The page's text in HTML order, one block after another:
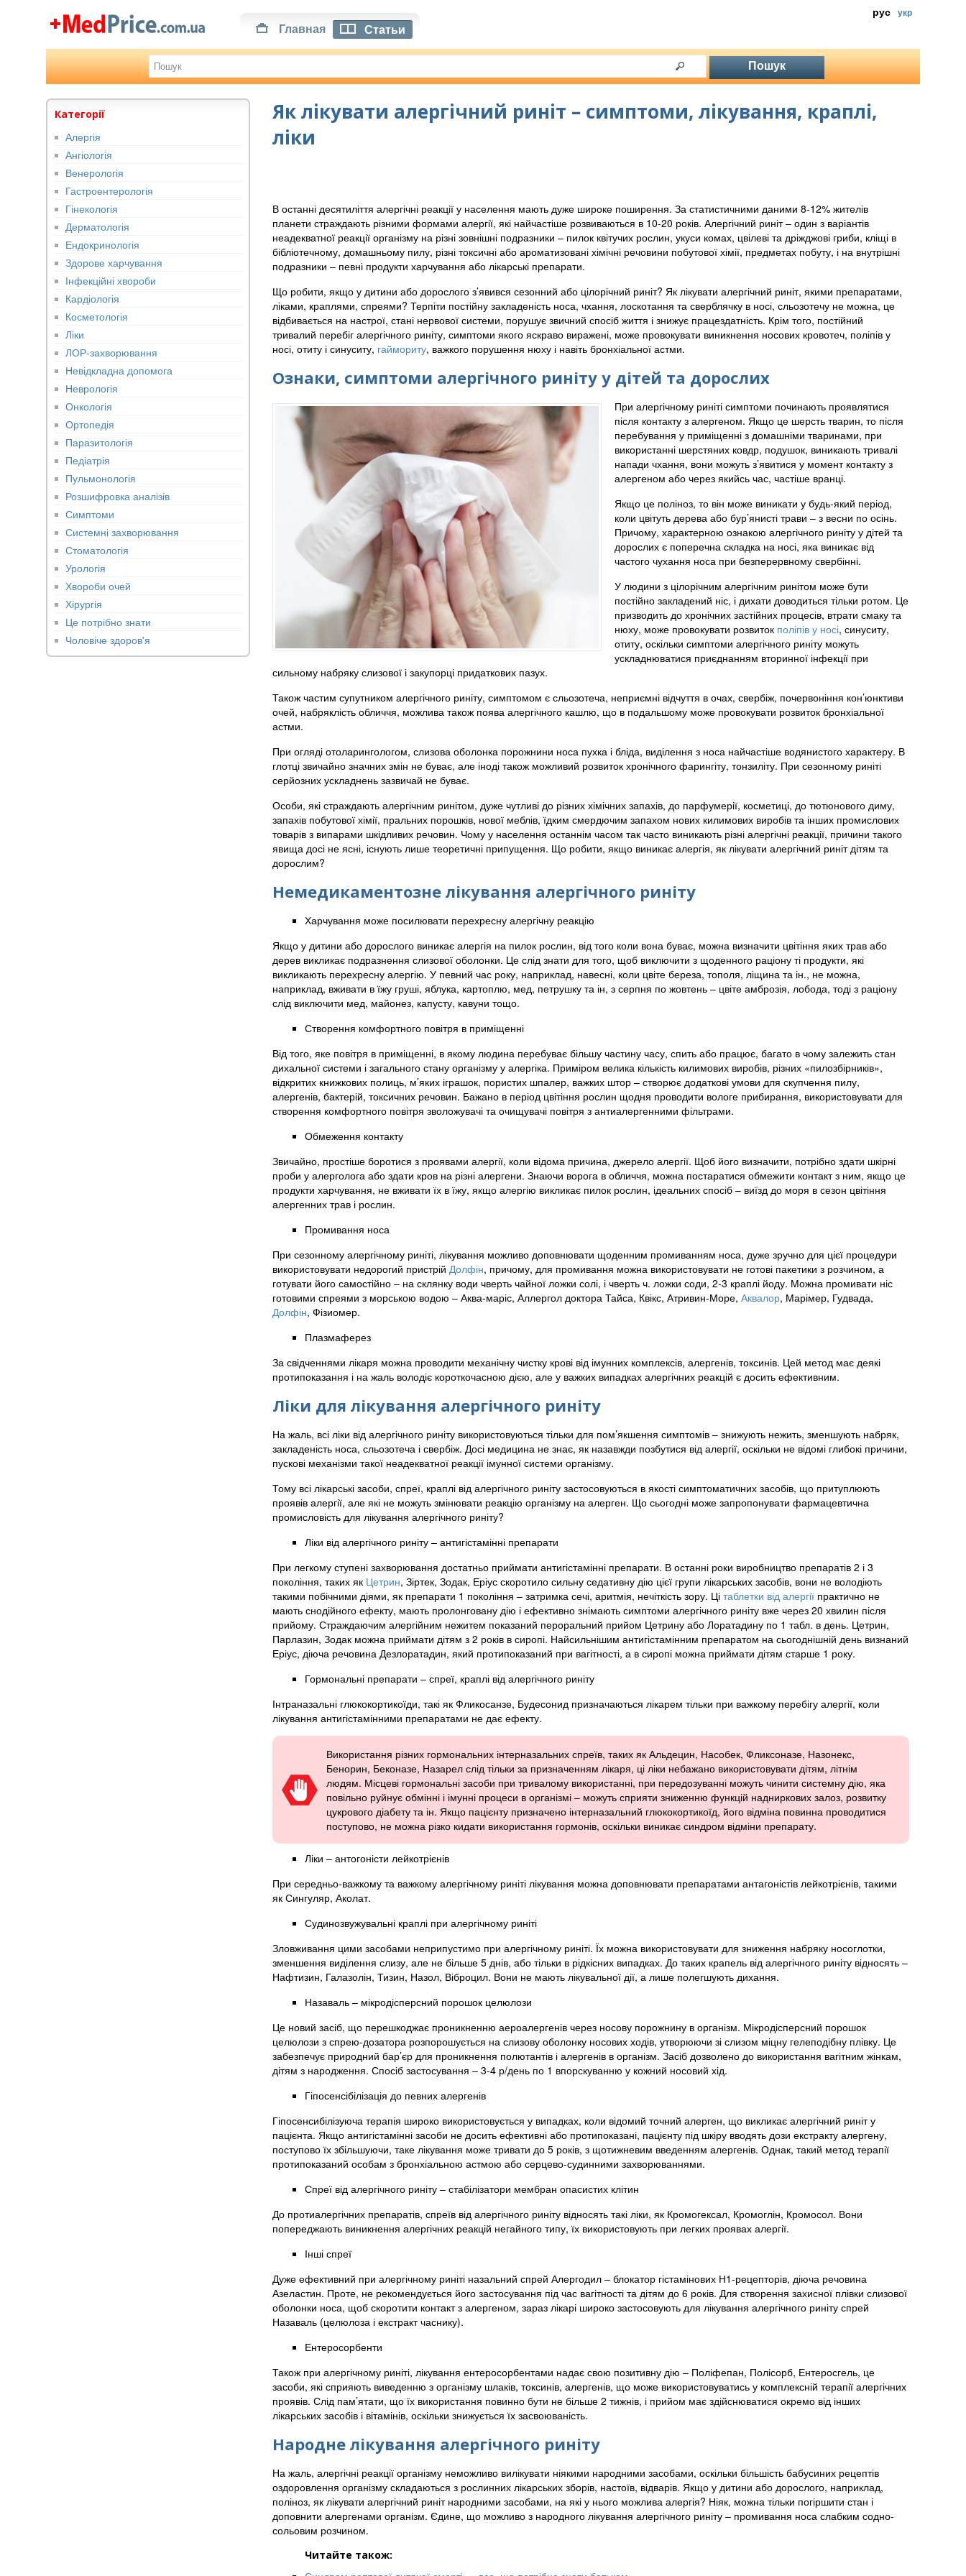
рус укр
Главная Статьи
Як лікувати алергічний риніт – симптоми, лікування, краплі,
ліки
В останні десятиліття алергічні реакції у населення мають дуже широке поширення. За статистичними даними 8-12% жителів
планети страждають різними формами алергії, які найчастіше розвиваються в 10-20 років. Алергічний риніт – один з варіантів
неадекватної реакції організму на різні зовнішні подразники – пилок квітучих рослин, укуси комах, цвілеві та дріжджові гриби, кліщі в
бібліотечному, домашньому пилу, різні токсичні або ароматизовані хімічні речовини побутової хімії, предметах побуту, і на внутрішні
подразники – певні продукти харчування або лікарські препарати.
Що робити, якщо у дитини або дорослого з’явився сезонний або цілорічний риніт? Як лікувати алергічний риніт, якими препаратами,
ліками, краплями, спреями? Терпіти постійну закладеність носа, чхання, лоскотання та сверблячку в носі, сльозотечу не можна, це
відбивається на настрої, стані нервової системи, порушує звичний спосіб життя і знижує працездатність. Крім того, постійний
тривалий перебіг алергічного риніту, симптоми якого яскраво виражені, може провокувати виникнення носових кровотеч, поліпів у
носі, отиту і синуситу, гаймориту, важкого порушення нюху і навіть бронхіальної астми.
Ознаки, симптоми алергічного риніту у дітей та дорослих
При алергічному риніті симптоми починають проявлятися
після контакту з алергеном. Якщо це шерсть тварин, то після
перебування у приміщенні з домашніми тваринами, при
використанні шерстяних ковдр, подушок, виникають тривалі
напади чхання, вони можуть з’явитися у момент контакту з
алергеном або через якийсь час, частіше вранці.
Якщо це поліноз, то він може виникати у будь-який період,
коли цвітуть дерева або бур’янисті трави – з весни по осінь.
Причому, характерною ознакою алергічного риніту у дітей та
дорослих є поперечна складка на носі, яка виникає від
частого чухання носа при безперервному свербінні.
У людини з цілорічним алергічним ринітом може бути
постійно закладений ніс, і дихати доводиться тільки ротом. Це
призводить до хронічних застійних процесів, втрати смаку та
нюху, може провокувати розвиток поліпів у носі, синуситу,
отиту, оскільки симптоми алергічного риніту можуть
ускладнюватися приєднанням вторинної інфекції при
сильному набряку слизової і закупорці придаткових пазух.
Також частим супутником алергічного риніту, симптомом є сльозотеча, неприємні відчуття в очах, свербіж, почервоніння кон’юнктиви
очей, набряклість обличчя, можлива також поява алергічного кашлю, що в подальшому може провокувати розвиток бронхіальної
астми.
При огляді отоларингологом, слизова оболонка порожнини носа пухка і бліда, виділення з носа найчастіше водянистого характеру. В
глотці звичайно значних змін не буває, але іноді також можливий розвиток хронічного фарингіту, тонзиліту. При сезонному риніті
серйозних ускладнень зазвичай не буває.
Особи, які страждають алергічним ринітом, дуже чутливі до різних хімічних запахів, до парфумерії, косметиці, до тютюнового диму,
запахів побутової хімії, пральних порошків, нової меблів, їдким смердючим запахом нових килимових виробів та інших промислових
товарів з випарами шкідливих речовин. Чому у населення останнім часом так часто виникають різні алергічні реакції, причини такого
явища досі не ясні, існують лише теоретичні припущення. Що робити, якщо виникає алергія, як лікувати алергічний риніт дітям та
дорослим?
Немедикаментозне лікування алергічного риніту
Харчування може посилювати перехресну алергічну реакцію
Якщо у дитини або дорослого виникає алергія на пилок рослин, від того коли вона буває, можна визначити цвітіння яких трав або
дерев викликає подразнення слизової оболонки. Це слід знати для того, щоб виключити з щоденного раціону ті продукти, які
викликають перехресну алергію. У певний час року, наприклад, навесні, коли цвіте береза, тополя, ліщина та ін., не можна,
наприклад, вживати в їжу груші, яблука, картоплю, мед, петрушку та ін, з серпня по жовтень – цвіте амброзія, лобода, тоді з раціону
слід виключити мед, майонез, капусту, кавуни тощо.
Створення комфортного повітря в приміщенні
Від того, яке повітря в приміщенні, в якому людина перебуває більшу частину часу, спить або працює, багато в чому залежить стан
дихальної системи і загального стану організму у алергіка. Приміром велика кількість килимових виробів, різних «пилозбірників»,
відкритих книжкових полиць, м’яких іграшок, пористих шпалер, важких штор – створює додаткові умови для скупчення пилу,
алергенів, бактерій, токсичних речовин. Бажано в період цвітіння рослин щодня проводити вологе прибирання, використовувати для
створення комфортного повітря зволожувачі та очищувачі повітря з антиалергенними фільтрами.
Обмеження контакту
Звичайно, простіше боротися з проявами алергії, коли відома причина, джерело алергії. Щоб його визначити, потрібно здати шкірні
проби у алерголога або здати кров на різні алергени. Знаючи ворога в обличчя, можна постаратися обмежити контакт з ним, якщо це
продукти харчування, не вживати їх в їжу, якщо алергію викликає пилок рослин, ідеальних спосіб – виїзд до моря в сезон цвітіння
алергенних трав і рослин.
Промивання носа
При сезонному алергічному риніті, лікування можливо доповнювати щоденним промиванням носа, дуже зручно для цієї процедури
використовувати недорогий пристрій Долфін, причому, для промивання можна використовувати не готові пакетики з розчином, а
готувати його самостійно – на склянку води чверть чайної ложки солі, і чверть ч. ложки соди, 2-3 краплі йоду. Можна промивати ніс
готовими спреями з морською водою – Аква-маріс, Аллергол доктора Тайса, Квікс, Атривин-Море, Аквалор, Марімер, Гудвада,
Долфін, Фізиомер.
Плазмаферез
За свідченнями лікаря можна проводити механічну чистку крові від імунних комплексів, алергенів, токсинів. Цей метод має деякі
протипоказання і на жаль володіє короткочасною дією, але у важких випадках алергічних реакцій є досить ефективним.
Ліки для лікування алергічного риніту
На жаль, всі ліки від алергічного риніту використовуються тільки для пом’якшення симптомів – знижують нежить, зменшують набряк,
закладеність носа, сльозотеча і свербіж. Досі медицина не знає, як назавжди позбутися від алергії, оскільки не відомі глибокі причини,
пускові механізми такої неадекватної реакції імунної системи організму.
Тому всі лікарські засоби, спреї, краплі від алергічного риніту застосовуються в якості симптоматичних засобів, що притуплюють
проявів алергії, але які не можуть змінювати реакцію організму на алерген. Що сьогодні може запропонувати фармацевтична
промисловість для лікування алергічного риніту?
Ліки від алергічного риніту – антигістамінні препарати
При легкому ступені захворювання достатньо приймати антигістамінні препарати. В останні роки виробництво препаратів 2 і 3
покоління, таких як Цетрин, Зіртек, Зодак, Еріус скоротило сильну седативну дію цієї групи лікарських засобів, вони не володіють
такими побічними діями, як препарати 1 покоління – затримка сечі, аритмія, нечіткість зору. Ці таблетки від алергії практично не
мають снодійного ефекту, мають пролонговану дію і ефективно знімають симптоми алергічного риніту вже через 20 хвилин після
прийому. Страждаючим алергійним нежитем показаний пероральний прийом Цетрину або Лоратадину по 1 табл. в день. Цетрин,
Парлазин, Зодак можна приймати дітям з 2 років в сиропі. Найсильнішим антигістамінним препаратом на сьогоднішній день визнаний
Еріус, діюча речовина Дезлоратадин, який протипоказаний при вагітності, а в сиропі можна приймати дітям старше 1 року.
Гормональні препарати – спреї, краплі від алергічного риніту
Інтраназальні глюкокортикоїди, такі як Фликосанзе, Будесонид призначаються лікарем тільки при важкому перебігу алергії, коли
лікування антигістамінними препаратами не дає ефекту.
Використання різних гормональних інтерназальних спреїв, таких як Альдецин, Насобек, Фликсоназе, Назонекс,
Бенорин, Беконазе, Назарел слід тільки за призначенням лікаря, ці ліки небажано використовувати дітям, літнім
людям. Місцеві гормональні засоби при тривалому використанні, при передозуванні можуть чинити системну дію, яка
повільно руйнує обмінні і імунні процеси в організмі – можуть сприяти зниженню функцій надниркових залоз, розвитку
цукрового діабету та ін. Якщо пацієнту призначено інтерназальний глюкокортикоїд, його відміна повинна проводитися
поступово, не можна різко кидати використання гормонів, оскільки виникає синдром відміни препарату.
Ліки – антогоністи лейкотрієнів
При середньо-важкому та важкому алергічному риніті лікування можна доповнювати препаратами антагоністів лейкотрієнів, такими
як Сингуляр, Аколат.
Судинозвужувальні краплі при алергічному риніті
Зловживання цими засобами неприпустимо при алергічному риніті. Їх можна використовувати для зниження набряку носоглотки,
зменшення виділення слизу, але не більше 5 днів, або тільки в рідкісних випадках. До таких крапель від алергічного риніту відносять –
Нафтизин, Галазолін, Тизин, Назол, Віброцил. Вони не мають лікувальної дії, а лише полегшують дихання.
Назаваль – мікродісперсний порошок целюлози
Це новий засіб, що перешкоджає проникненню аероалергенів через носову порожнину в організм. Мікродісперсний порошок
целюлози з спрею-дозатора розпорошується на слизову оболонку носових ходів, утворюючи зі слизом міцну гелеподібну плівку. Це
забезпечує природний бар’єр для проникнення полютантів і алергенів в організм. Засіб дозволено до використання вагітним жінкам,
дітям з народження. Спосіб застосування – 3-4 р/день по 1 впорскуванню у кожний носовий хід.
Гіпосенсібілізація до певних алергенів
Гіпосенсибілізуюча терапія широко використовується у випадках, коли відомий точний алерген, що викликає алергічний риніт у
пацієнта. Якщо антигістамінні засоби не досить ефективні або протипоказані, пацієнту під шкіру вводять дози екстракту алергену,
поступово їх збільшуючи, таке лікування може тривати до 5 років, з щотижневим введенням алергенів. Однак, такий метод терапії
протипоказаний особам з бронхіальною астмою або серцево-судинними захворюваннями.
Спреї від алергічного риніту – стабілізатори мембран опасистих клітин
До протиалергічних препаратів, спреїв від алергічного риніту відносять такі ліки, як Кромогексал, Кромоглін, Кромосол. Вони
попереджають виникнення алергічних реакцій негайного типу, їх використовують при легких проявах алергії.
Інші спреї
Дуже ефективний при алергічному риніті назальний спрей Алергодил – блокатор гістамінових Н1-рецепторів, діюча речовина
Азеластин. Проте, не рекомендується його застосування під час вагітності та дітям до 6 років. Для створення захисної плівки слизової
оболонки носа, щоб скоротити контакт з алергеном, зараз лікарі широко застосовують для лікування алергічного риніту спрей
Назаваль (целюлоза і екстракт часнику).
Ентеросорбенти
Також при алергічному риніті, лікування ентеросорбентами надає свою позитивну дію – Поліфепан, Полісорб, Ентеросгель, це
засоби, які сприяють виведенню з організму шлаків, токсинів, алергенів, що може використовуватись у комплексній терапії алергічних
проявів. Слід пам’ятати, що їх використання повинно бути не більше 2 тижнів, і прийом має здійснюватися окремо від інших
лікарських засобів і вітамінів, оскільки знижується їх засвоюваність.
Народне лікування алергічного риніту
На жаль, алергічні реакції організму неможливо вилікувати ніякими народними засобами, оскільки більшість бабусиних рецептів
оздоровлення організму складаються з рослинних лікарських зборів, настоїв, відварів. Якщо у дитини або дорослого, наприклад,
поліноз, як лікувати алергічний риніт народними засобами, на які у нього можлива алергія? Ніяк, можна тільки погіршити стан і
доповнити алергенами організм. Єдине, що можливо з народного лікування алергічного риніту – промивання носа слабким содно-
сольовим розчином.
Читайте також:
Категорії
Алергія
Ангіологія
Венерологія
Гастроентерологія
Гінекологія
Дерматологія
Ендокринологія
Здорове харчування
Інфекційні хвороби
Кардіологія
Косметологія
Ліки
ЛОР-захворювання
Невідкладна допомога
Неврологія
Онкологія
Ортопедія
Паразитологія
Педіатрія
Пульмонологія
Розшифровка аналізів
Симптоми
Системні захворювання
Стоматологія
Урологія
Хвороби очей
Хірургія
Це потрібно знати
Чоловіче здоров'я